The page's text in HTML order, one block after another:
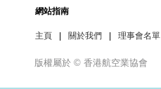
網站指南
主頁 關於我們 理事會名單
版權屬於 © 香港航空業協會